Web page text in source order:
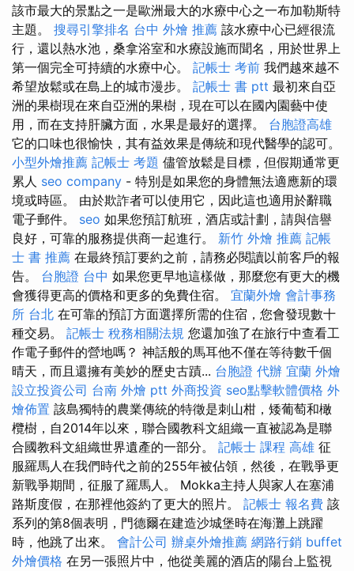
該市最大的景點之一是歐洲最大的水療中心之一布加勒斯特
主題。 搜尋引擎排名 台中 外燴 推薦 該水療中心已經很流
行，還以熱水池，桑拿浴室和水療設施而聞名，用於世界上
第一個完全可持續的水療中心。 記帳士 考前 我們越來越不
希望放鬆或在島上的城市漫步。 記帳士 書 ptt 最初來自亞
洲的果樹現在來自亞洲的果樹，現在可以在國內園藝中使
用，而在支持肝臟方面，水果是最好的選擇。 台胞證高雄
它的口味也很愉快，其有益效果是傳統和現代醫學的認可。
小型外燴推薦 記帳士 考題 儘管放鬆是目標，但假期通常更
累人 seo company - 特別是如果您的身體無法適應新的環
境或時區。 由於欺詐者可以使用它，因此這也適用於辭職
電子郵件。 seo 如果您預訂航班，酒店或計劃，請與信譽
良好，可靠的服務提供商一起進行。 新竹 外燴 推薦 記帳
士 書 推薦 在最終預訂要約之前，請務必閱讀以前客戶的報
告。 台胞證 台中 如果您更早地這樣做，那麼您有更大的機
會獲得更高的價格和更多的免費住宿。 宜蘭外燴 會計事務
所 台北 在可靠的預訂方面選擇所需的住宿，您會發現數十
種交易。 記帳士 稅務相關法規 您還加強了在旅行中查看工
作電子郵件的營地嗎？ 神話般的馬耳他不僅在等待數千個
晴天，而且還擁有美妙的歷史古蹟... 台胞證 代辦 宜蘭 外燴
設立投資公司 台南 外燴 ptt 外商投資 seo點擊軟體價格 外
燴佈置 該島獨特的農業傳統的特徵是刺山柑，矮葡萄和橄
欖樹，自2014年以來，聯合國教科文組織一直被認為是聯
合國教科文組織世界遺產的一部分。 記帳士 課程 高雄 征
服羅馬人在我們時代之前的255年被佔領，然後，在戰爭更
新戰爭期間，征服了羅馬人。 Mokka主持人與家人在塞浦
路斯度假，在那裡他簽約了更大的照片。 記帳士 報名費 該
系列的第8個表明，門德爾在建造沙城堡時在海灘上跳躍
時，他跳了出來。 會計公司 辦桌外燴推薦 網路行銷 buffet
外燴價格 在另一張照片中，他從美麗的酒店的陽台上監視